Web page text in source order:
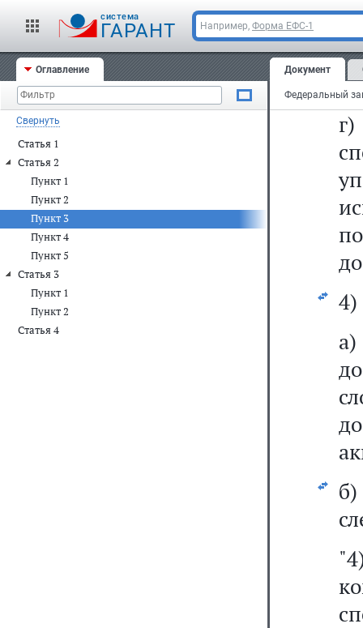
cистема
ГАРАНТ Например, Форма ЕФС-1
Оглавление
Свернуть
Статья 1
Статья 2
Пункт 1
Пункт 2
Пункт 3
Пункт 4
Пункт 5
Статья 3
Пункт 1
Пункт 2
Статья 4
Документ